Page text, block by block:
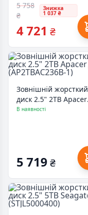
5 758
₴
Знижка
1 037 ₴
4 721 ₴
Зовнішній жорсткий
диск 2.5" 2TB Apacer
(AP2TBAC236B-1)
В наявності
5 719 ₴